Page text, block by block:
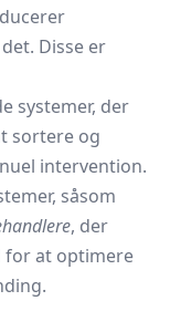
Disse er
systemer, der
sortere og
intervention.
såsom
, der
for at optimere